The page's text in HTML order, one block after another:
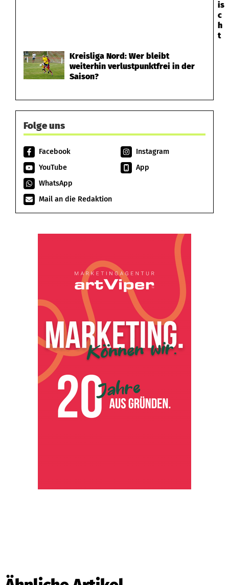
is
c
h
t
Kreisliga Nord: Wer bleibt
weiterhin verlustpunktfrei in der
Saison?
Folge uns
Facebook
Instagram
YouTube
App
WhatsApp
Mail an die Redaktion